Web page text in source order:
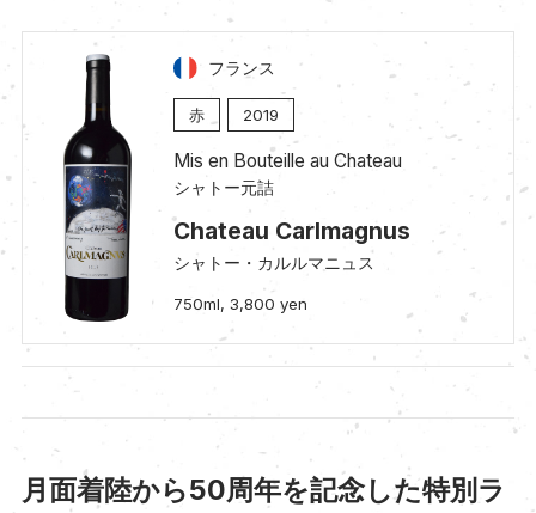
フランス
赤 2019
Mis en Bouteille au Chateau
シャトー元詰
Chateau Carlmagnus
シャトー・カルルマニュス
750ml, 3,800 yen
月面着陸から50周年を記念した特別ラ